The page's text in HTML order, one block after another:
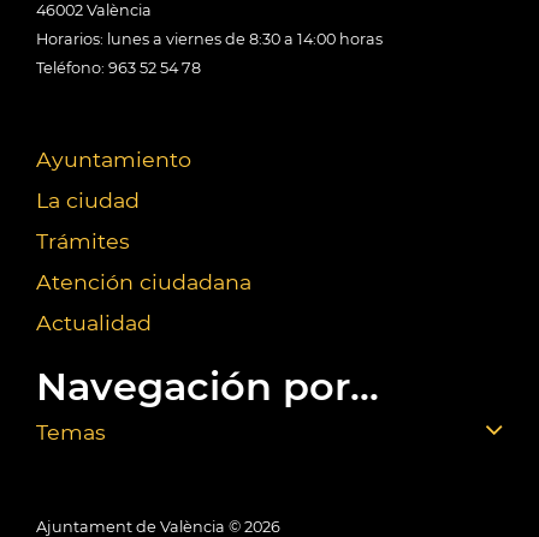
46002 València
Horarios: lunes a viernes de 8:30 a 14:00 horas
Teléfono: 963 52 54 78
Ayuntamiento
La ciudad
Trámites
Atención ciudadana
Actualidad
Navegación por...
Temas
Ajuntament de València © 2026